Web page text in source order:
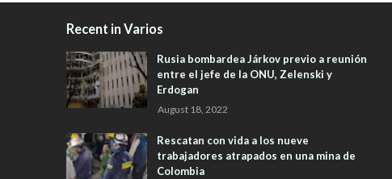
Recent in Varios
Rusia bombardea Járkov previo a reunión
entre el jefe de la ONU, Zelenski y
Erdogan
August 18, 2022
Rescatan con vida a los nueve
trabajadores atrapados en una mina de
Colombia